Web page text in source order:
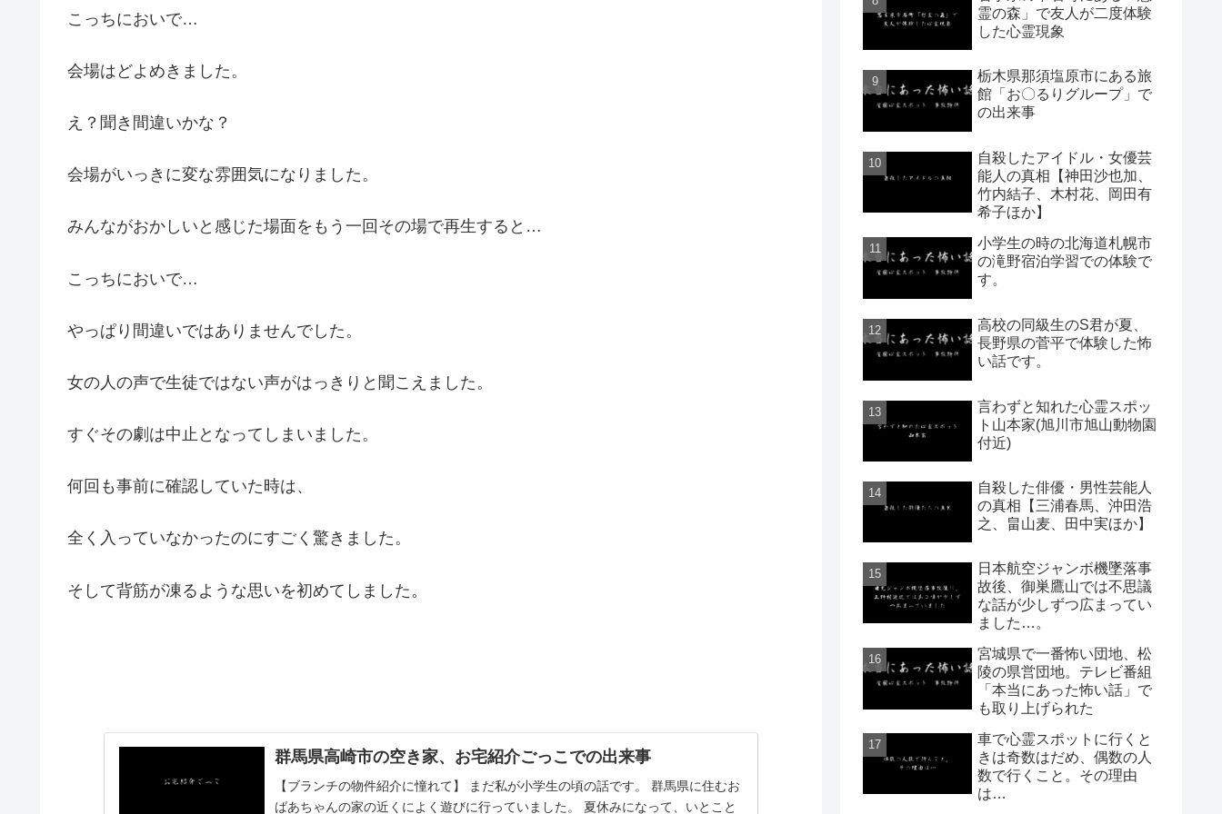
こっちにおいで…
会場はどよめきました。
え？聞き間違いかな？
会場がいっきに変な雰囲気になりました。
みんながおかしいと感じた場面をもう一回その場で再生すると…
こっちにおいで…
やっぱり間違いではありませんでした。
女の人の声で生徒ではない声がはっきりと聞こえました。
すぐその劇は中止となってしまいました。
何回も事前に確認していた時は、
全く入っていなかったのにすごく驚きました。
そして背筋が凍るような思いを初めてしました。
群馬県高崎市の空き家、お宅紹介ごっこでの出来事
【ブランチの物件紹介に憧れて】 まだ私が小学生の頃の話です。 群馬県に住むお
ばあちゃんの家の近くによく遊びに行っていました。 夏休みになって、いとこと
霊の森」で友人が二度体験
した心霊現象
栃木県那須塩原市にある旅
館「お〇るりグループ」で
の出来事
自殺したアイドル・女優芸
能人の真相【神田沙也加、
竹内結子、木村花、岡田有
希子ほか】
小学生の時の北海道札幌市
の滝野宿泊学習での体験で
す。
高校の同級生のS君が夏、
長野県の菅平で体験した怖
い話です。
言わずと知れた心霊スポッ
ト山本家(旭川市旭山動物園
付近)
自殺した俳優・男性芸能人
の真相【三浦春馬、沖田浩
之、畠山麦、田中実ほか】
日本航空ジャンボ機墜落事
故後、御巣鷹山では不思議
な話が少しずつ広まってい
ました…。
宮城県で一番怖い団地、松
陵の県営団地。テレビ番組
「本当にあった怖い話」で
も取り上げられた
車で心霊スポットに行くと
きは奇数はだめ、偶数の人
数で行くこと。その理由
は…